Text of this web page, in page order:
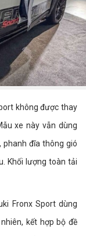
không được thay
xe này vẫn dùng
đĩa thông gió
Khối lượng toàn tải
Fronx Sport dùng
kết hợp bộ đề